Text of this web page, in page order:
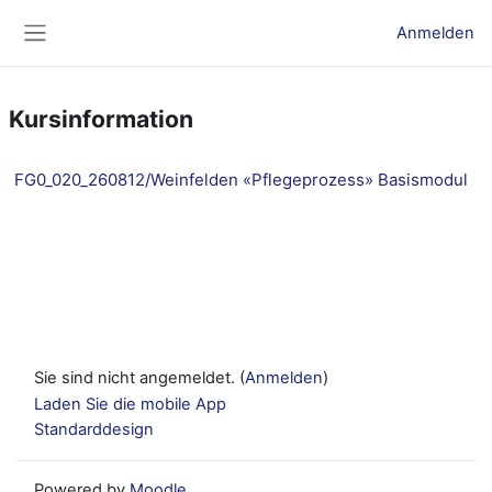
Anmelden
Kursinformation
FG0_020_260812/Weinfelden «Pflegeprozess» Basismodul
Sie sind nicht angemeldet. (Anmelden)
Laden Sie die mobile App
Standarddesign